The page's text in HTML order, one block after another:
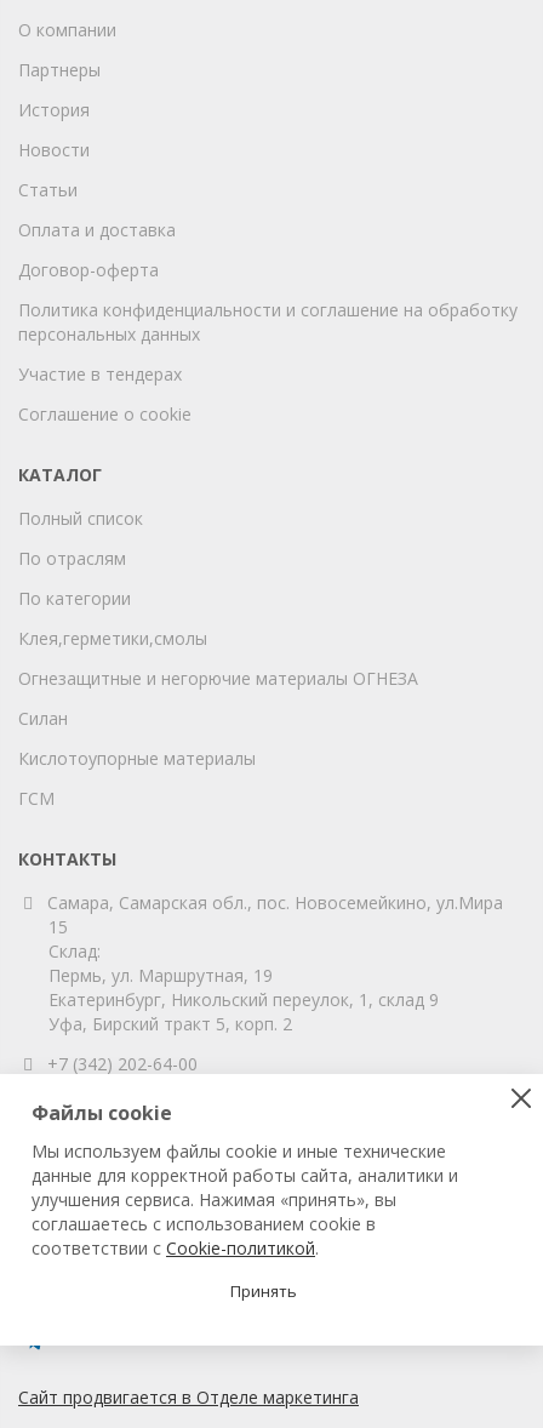
О компании
Партнеры
История
Новости
Статьи
Оплата и доставка
Договор-оферта
Политика конфиденциальности и соглашение на обработку
персональных данных
Участие в тендерах
Соглашение о cookie
КАТАЛОГ
Полный список
По отраслям
По категории
Клея,герметики,смолы
Огнезащитные и негорючие материалы ОГНЕЗА
Силан
Кислотоупорные материалы
ГСМ
КОНТАКТЫ
Самара, Самарская обл., пос. Новосемейкино, ул.Мира
15
Склад:
Пермь, ул. Маршрутная, 19
Екатеринбург, Никольский переулок, 1, склад 9
Уфа, Бирский тракт 5, корп. 2
+7 (342) 202-64-00
info@vitahim-perm.ru
ООО «ВитаХим Пермь»
ОГРН: 1115905003059
ИНН/КПП: 5905285619/590501001
Сайт продвигается в Отделе маркетинга
Файлы cookie
Мы используем файлы cookie и иные технические
данные для корректной работы сайта, аналитики и
улучшения сервиса. Нажимая «принять», вы
соглашаетесь с использованием cookie в
соответствии с Cookie-политикой.
Принять